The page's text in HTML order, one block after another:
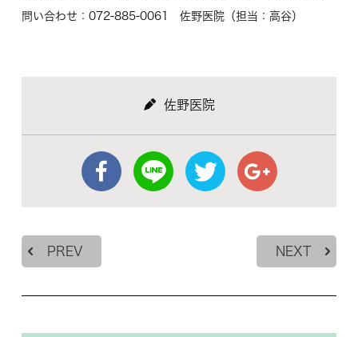
問い合わせ：072-885-0061 佐野医院（担当：高谷）
佐野医院
PREV NEXT